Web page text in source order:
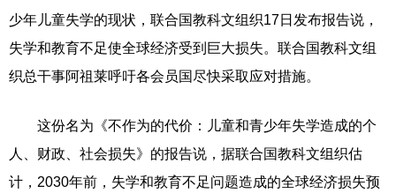
少年儿童失学的现状，联合国教科文组织17日发布报告说，
失学和教育不足使全球经济受到巨大损失。联合国教科文组
织总干事阿祖莱呼吁各会员国尽快采取应对措施。
这份名为《不作为的代价：儿童和青少年失学造成的个
人、财政、社会损失》的报告说，据联合国教科文组织估
计，2030年前，失学和教育不足问题造成的全球经济损失预